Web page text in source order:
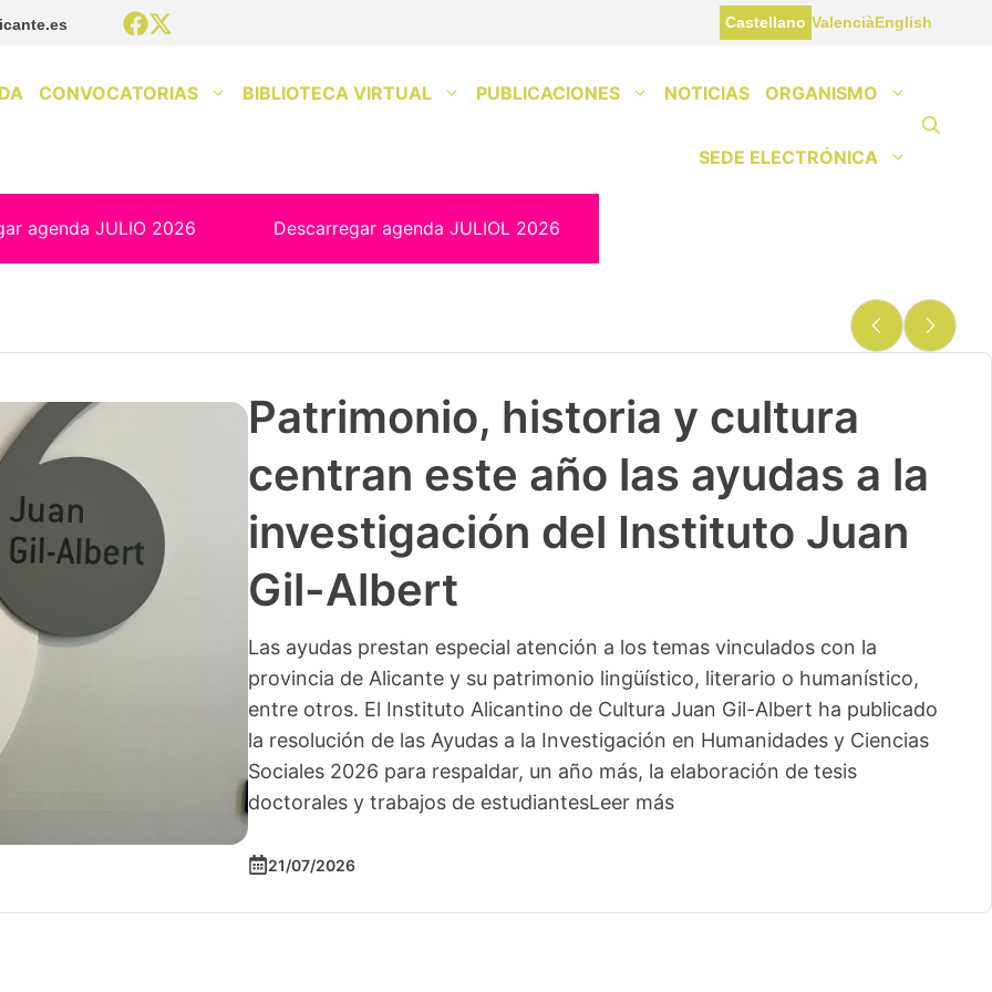
Castellano ValenciàEnglish
CONVOCATORIAS BIBLIOTECA VIRTUAL PUBLICACIONES NOTICIAS ORGANISMO
SEDE ELECTRÓNICA
agenda JULIO 2026 Descarregar agenda JULIOL 2026
Patrimonio, historia y cultura
centran este año las ayudas a la
investigación del Instituto Juan
Gil-Albert
Las ayudas prestan especial atención a los temas vinculados con la
provincia de Alicante y su patrimonio lingüístico, literario o humanístico,
entre otros. El Instituto Alicantino de Cultura Juan Gil-Albert ha publicado
la resolución de las Ayudas a la Investigación en Humanidades y Ciencias
Sociales 2026 para respaldar, un año más, la elaboración de tesis
doctorales y trabajos de estudiantesLeer más
21/07/2026